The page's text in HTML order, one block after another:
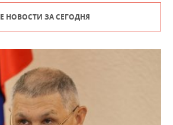
НОВОСТИ ЗА СЕГОДНЯ